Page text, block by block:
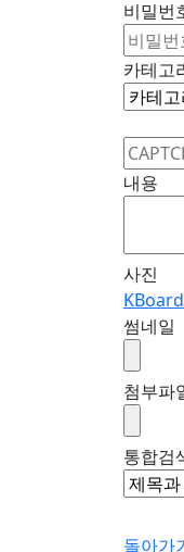
비밀번
카테고
내용
사진
썸네일
첨부파
통합검
돌아가